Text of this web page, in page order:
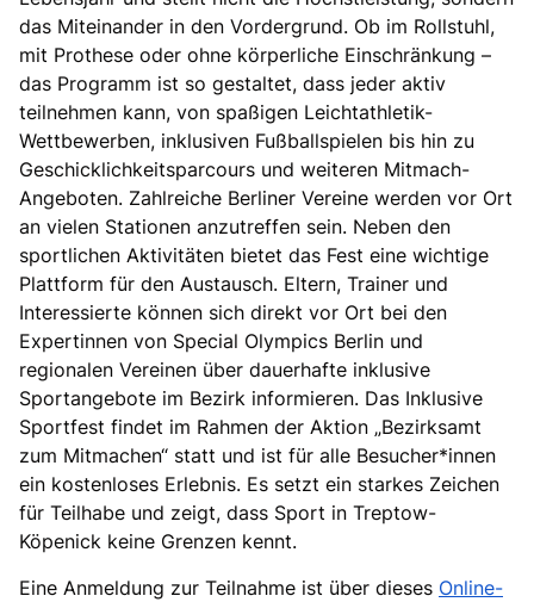
das Miteinander in den Vordergrund. Ob im Rollstuhl,
mit Prothese oder ohne körperliche Einschränkung –
das Programm ist so gestaltet, dass jeder aktiv
teilnehmen kann, von spaßigen Leichtathletik-
Wettbewerben, inklusiven Fußballspielen bis hin zu
Geschicklichkeitsparcours und weiteren Mitmach-
Angeboten. Zahlreiche Berliner Vereine werden vor Ort
an vielen Stationen anzutreffen sein. Neben den
sportlichen Aktivitäten bietet das Fest eine wichtige
Plattform für den Austausch. Eltern, Trainer und
Interessierte können sich direkt vor Ort bei den
Expertinnen von Special Olympics Berlin und
regionalen Vereinen über dauerhafte inklusive
Sportangebote im Bezirk informieren. Das Inklusive
Sportfest findet im Rahmen der Aktion „Bezirksamt
zum Mitmachen“ statt und ist für alle Besucher*innen
ein kostenloses Erlebnis. Es setzt ein starkes Zeichen
für Teilhabe und zeigt, dass Sport in Treptow-
Köpenick keine Grenzen kennt.
Eine Anmeldung zur Teilnahme ist über dieses Online-